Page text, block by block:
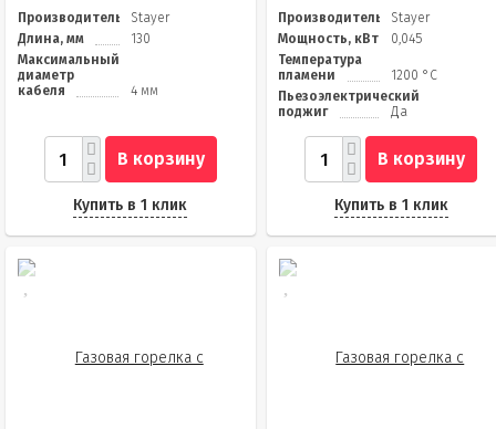
Производитель
Stayer
Длина, мм
130
Максимальный
диаметр
кабеля
4 мм
В корзину
Купить в 1 клик
Производитель
Stayer
Мощность, кВт
0,045
Температура
пламени
1200 °С
Пьезоэлектрический
поджиг
Да
В корзину
Купить в 1 клик